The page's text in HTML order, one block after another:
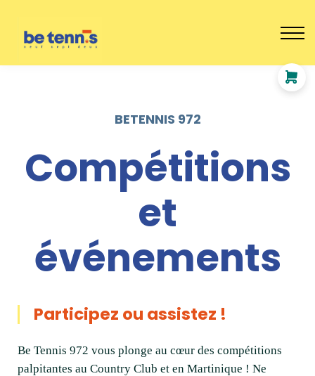
STAGES
BETENNIS 972
Compétitions
et
événements
Participez ou assistez !
Be Tennis 972 vous plonge au cœur des compétitions
palpitantes au Country Club et en Martinique ! Ne